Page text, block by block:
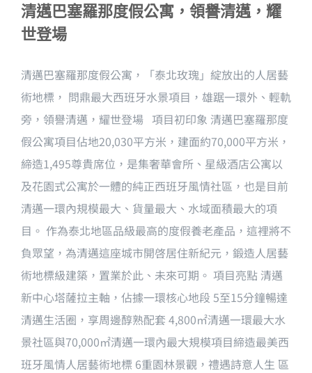
清邁巴塞羅那度假公寓，領譽清邁，耀
世登場
清邁巴塞羅那度假公寓，「泰北玫瑰」綻放出的人居藝
術地標， 問鼎最大西班牙水景項目，雄踞一環外、輕軌
旁，領譽清邁，耀世登場 項目初印象 清邁巴塞羅那度
假公寓項目佔地20,030平方米，建面約70,000平方米，
締造1,495尊貴席位，是集奢華會所、星級酒店公寓以
及花園式公寓於一體的純正西班牙風情社區，也是目前
清邁一環內規模最大、貨量最大、水域面積最大的項
目。 作為泰北地區品級最高的度假養老產品，這裡將不
負眾望，為清邁這座城市開啓居住新紀元，鍛造人居藝
術地標級建築，置業於此、未來可期。 項目亮點 清邁
新中心塔薩拉主軸，佔據一環核心地段 5至15分鐘暢達
清邁生活圈，享周邊醇熟配套 4,800㎡清邁一環最大水
景社區與70,000㎡清邁一環內最大規模項目締造最美西
班牙風情人居藝術地標 6重園林景觀，禮遇詩意人生 區